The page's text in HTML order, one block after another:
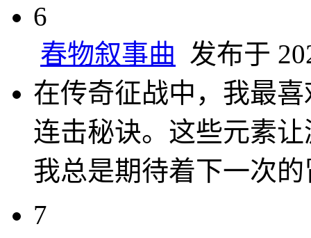
6
春物叙事曲 发布于
在传奇征战中，我最
连击秘诀。这些元素
我总是期待着下一次
7